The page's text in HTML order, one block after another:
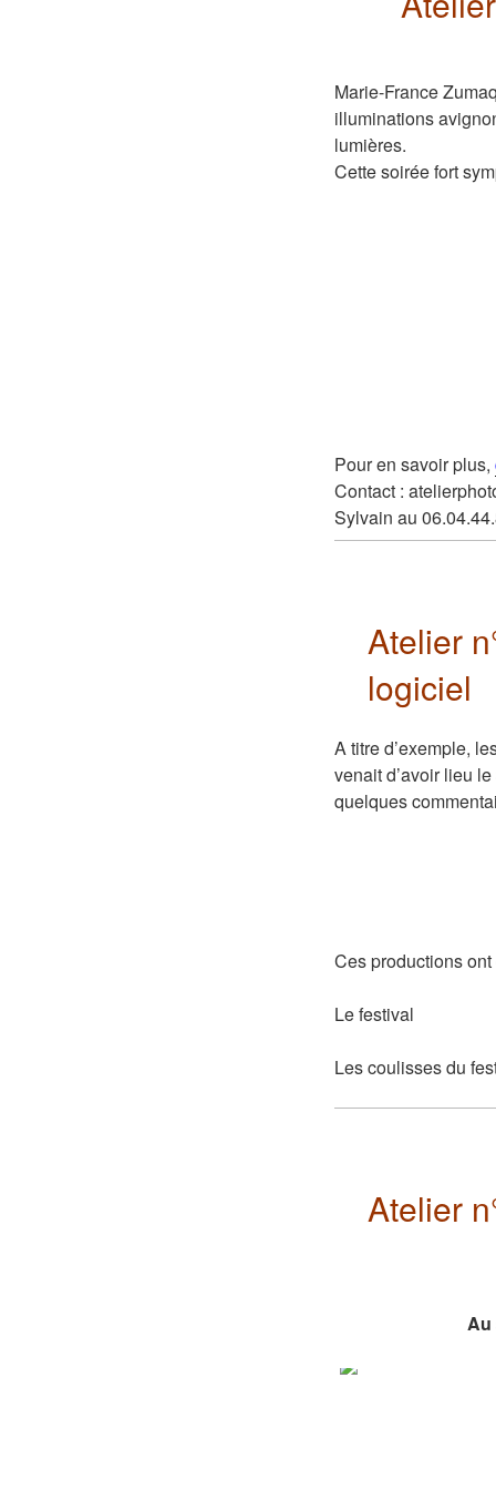
Marie-France
illuminations
lumières.
Cette soirée fort
Pour en savoir plus,
Contact :
Sylvain au
Atelier
logiciel
A titre d’exemple,
venait d’avoir lieu
quelques
Ces productions
Le festival
Les coulisses du
Atelier
Au